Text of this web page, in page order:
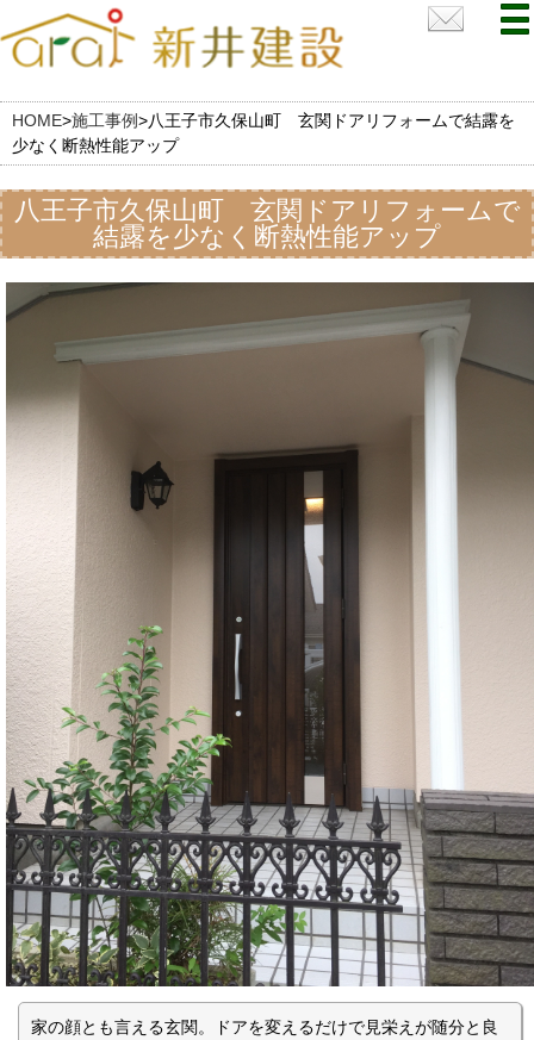
HOME>施工事例>八王子市久保山町 玄関ドアリフォームで結露を
少なく断熱性能アップ
八王子市久保山町 玄関ドアリフォームで
結露を少なく断熱性能アップ
家の顔とも言える玄関。ドアを変えるだけで見栄えが随分と良